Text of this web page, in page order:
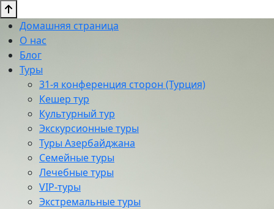
Домашняя страница
О нас
Блог
Туры
31-я конференция сторон (Турция)
Кешер тур
Культурный тур
Экскурсионные туры
Туры Азербайджана
Семейные туры
Лечебные туры
VIP-туры
Экстремальные туры